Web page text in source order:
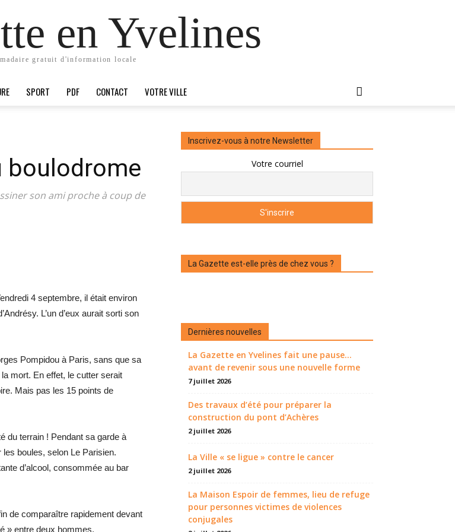
en Yvelines
gratuit d'information locale
SPORT PDF CONTACT VOTRE VILLE
boulodrome
son ami proche à coup de
4 septembre, il était environ
L’un d’eux aurait sorti son
Pompidou à Paris, sans que sa
mort. En effet, le cutter serait
Mais pas les 15 points de
du terrain ! Pendant sa garde à
les boules, selon Le Parisien.
d’alcool, consommée au bar
de comparaître rapidement devant
» entre deux hommes.
Inscrivez-vous à notre Newsletter
Votre courriel
La Gazette est-elle près de chez vous ?
Dernières nouvelles
La Gazette en Yvelines fait une pause...
avant de revenir sous une nouvelle forme
7 juillet 2026
Des travaux d’été pour préparer la
construction du pont d’Achères
2 juillet 2026
La Ville « se ligue » contre le cancer
2 juillet 2026
La Maison Espoir de femmes, lieu de refuge
pour personnes victimes de violences
conjugales